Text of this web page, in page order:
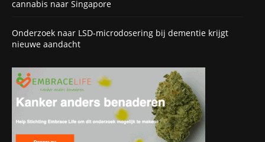
cannabis naar Singapore
Onderzoek naar LSD-microdosering bij dementie krijgt
nieuwe aandacht